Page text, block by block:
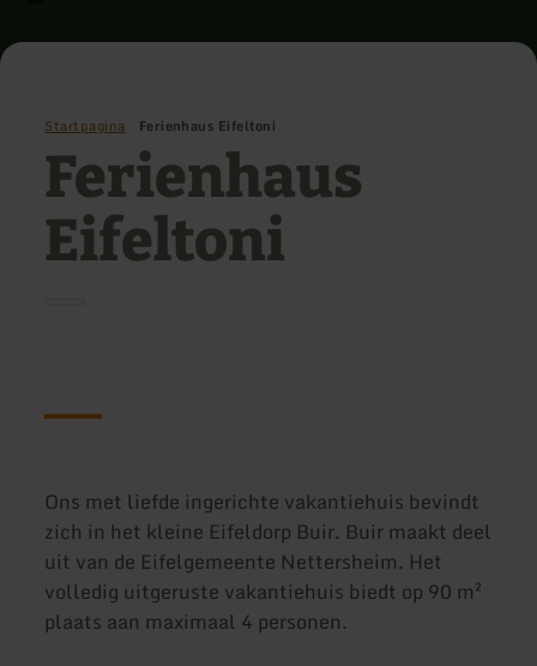
Startpagina Ferienhaus Eifeltoni
Ferienhaus
Eifeltoni
Ons met liefde ingerichte vakantiehuis bevindt
zich in het kleine Eifeldorp Buir. Buir maakt deel
uit van de Eifelgemeente Nettersheim. Het
volledig uitgeruste vakantiehuis biedt op 90 m²
plaats aan maximaal 4 personen.